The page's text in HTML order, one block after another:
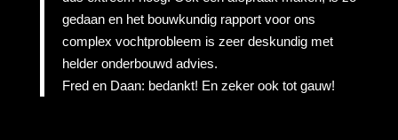
gedaan en het bouwkundig rapport voor ons
complex vochtprobleem is zeer deskundig met
helder onderbouwd advies.
Fred en Daan: bedankt! En zeker ook tot gauw!